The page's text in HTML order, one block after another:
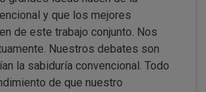
y que los mejores
de este trabajo conjunto. Nos
Nuestros debates son
la sabiduría convencional. Todo
de que nuestro